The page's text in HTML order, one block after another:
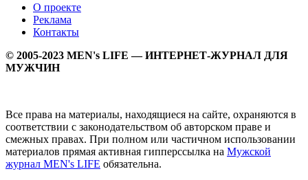
О проекте
Реклама
Контакты
© 2005-2023 MEN's LIFE — ИНТЕРНЕТ-ЖУРНАЛ ДЛЯ
МУЖЧИН
Все права на материалы, находящиеся на сайте, охраняются в
соответствии с законодательством об авторском праве и
смежных правах. При полном или частичном использовании
материалов прямая активная гипперссылка на Мужской
журнал MEN's LIFE обязательна.